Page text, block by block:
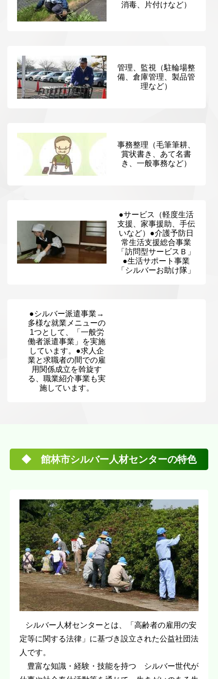
消毒、片付けなど）
管理、監視（駐輪場整
備、倉庫管理、製品管
理など）
事務整理（毛筆筆耕、
賞状書き、あて名書
き、一般事務など）
●サービス（軽度生活
支援、家事援助、手伝
いなど）●介護予防日
常生活支援総合事業
「訪問型サービスＢ」
●生活サポート事業
「シルバーお助け隊」
●シルバー派遣事業→
多様な就業メニューの
1つとして、「一般労
働者派遣事業」を実施
しています。●求人企
業と求職者の間での雇
用関係成立を斡旋す
る、職業紹介事業も実
施しています。
◆ 館林市シルバー人材センターの特色
シルバー人材センターとは、「高齢者の雇用の安
定等に関する法律」に基づき設立された公益社団法
人です。
豊富な知識・経験・技能を持つ シルバー世代が